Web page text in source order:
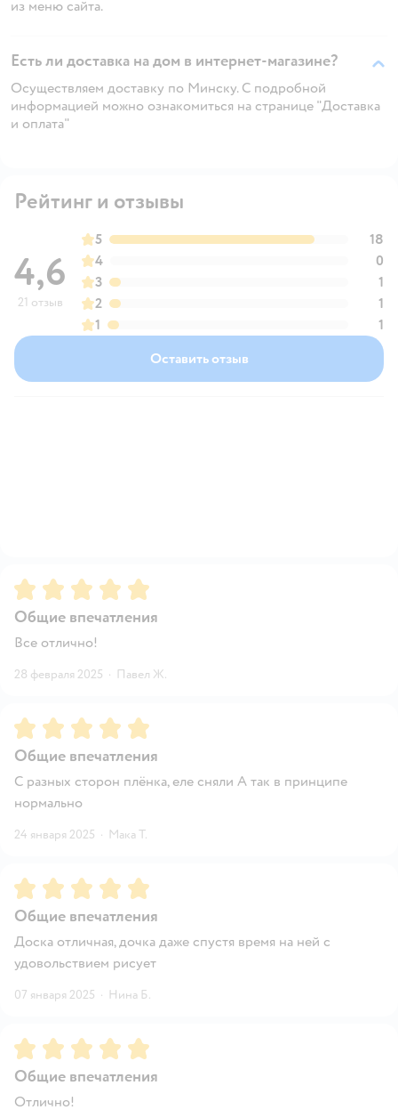
из меню сайта.
Есть ли доставка на дом в интернет-магазине?
Осуществляем доставку по Минску. С подробной
информацией можно ознакомиться на странице "Доставка
и оплата"
Рейтинг и отзывы
4,6
21 отзыв
5
18
4
0
3
1
2
1
1
1
Оставить отзыв
Рейтинг:5
Общие впечатления
Все отлично!
28 февраля 2025 · Павел Ж.
Рейтинг:5
Общие впечатления
С разных сторон плёнка, еле сняли А так в принципе
нормально
24 января 2025 · Мака Т.
Рейтинг:5
Общие впечатления
Доска отличная, дочка даже спустя время на ней с
удовольствием рисует
07 января 2025 · Нина Б.
Рейтинг:5
Общие впечатления
Отлично!